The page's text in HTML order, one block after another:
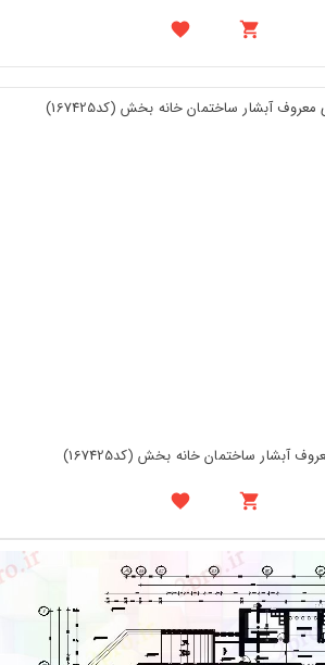
آبشار ساختمان خانه بخش (کد167425)